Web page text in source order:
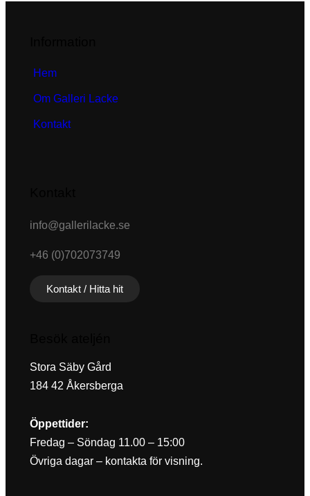
Hem
Om Galleri Lacke
Kontakt
info@gallerilacke.se
+46 (0)702073749
Kontakt / Hitta hit
Stora Säby Gård
184 42 Åkersberga
Öppettider:
Fredag – Söndag 11.00 – 15:00
Övriga dagar – kontakta för visning.